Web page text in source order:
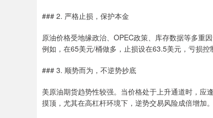
### 2. 严格止损，保护本金
原油价格受地缘政治、OPEC政策、库存数据等多重
例如，在65美元/桶做多，止损设在63.5美元，亏损控
### 3. 顺势而为，不逆势抄底
美原油期货趋势性较强。当价格处于上升通道时，应
摸顶，尤其在高杠杆环境下，逆势交易风险成倍增加。